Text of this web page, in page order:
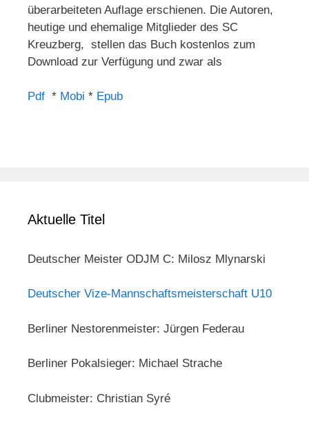
überarbeiteten Auflage erschienen. Die Autoren,
heutige und ehemalige Mitglieder des SC
Kreuzberg, stellen das Buch kostenlos zum
Download zur Verfügung und zwar als
Pdf * Mobi * Epub
Aktuelle Titel
Deutscher Meister ODJM C: Milosz Mlynarski
Deutscher Vize-Mannschaftsmeisterschaft U10
Berliner Nestorenmeister: Jürgen Federau
Berliner Pokalsieger: Michael Strache
Clubmeister: Christian Syré